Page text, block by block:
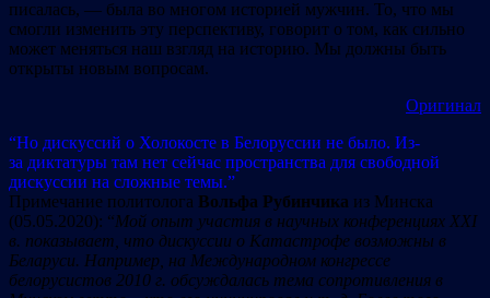
писалась, — была во многом историей мужчин. То, что мы
смогли изменить эту перспективу, говорит о том, как сильно
может меняться наш взгляд на историю. Мы должны быть
открыты новым вопросам.
Оригинал
“Но дискуссий о Холокосте в Белоруссии не было. Из-
за диктатуры там нет сейчас пространства для свободной
дискуссии на сложные темы.”
Примечание политолога Вольфа Рубинчика из Минска
(05.05.2020): “Мой опыт участия в научных конференциях ХХІ
в. показывает, что дискуссии о Катастрофе возможны в
Беларуси. Например, на Международном конгрессе
белорусистов 2010 г. обсуждалась тема сопротивления в